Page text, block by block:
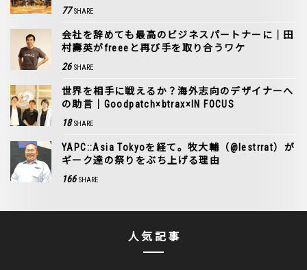
77 SHARE
会社を辞めても最高のビジネスパートナーに｜田
村壽英がfreeeと再び手を取り合うワケ
26 SHARE
世界を相手に戦えるか？海外志向のデザイナーへ
の助言｜Goodpatch×btrax×IN FOCUS
18 SHARE
YAPC::Asia Tokyoを経て。牧大輔（@lestrrat）が
ギーク達の祭りをぶち上げる理由
166 SHARE
人気記事